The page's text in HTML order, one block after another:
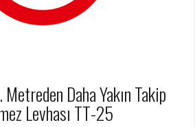
Daha Yakın Takip
Levhası TT-25